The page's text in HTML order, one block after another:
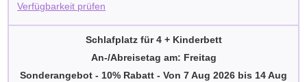
Verfügbarkeit prüfen
Schlafplatz für 4 + Kinderbett
An-/Abreisetag am: Freitag
Sonderangebot - 10% Rabatt - Von 7 Aug 2026 bis 14 Aug